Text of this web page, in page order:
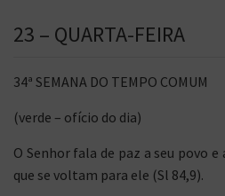
23 – QUARTA-FEIRA
34ª SEMANA DO TEMPO COMUM
(verde – ofício do dia)
O Senhor fala de paz a seu povo
que se voltam para ele (Sl 84,9).